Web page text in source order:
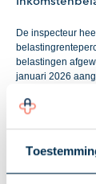
De inspecteur
belastingen
januari 2026
Hiermee is het
Bezwaarmakers
ontvangen een